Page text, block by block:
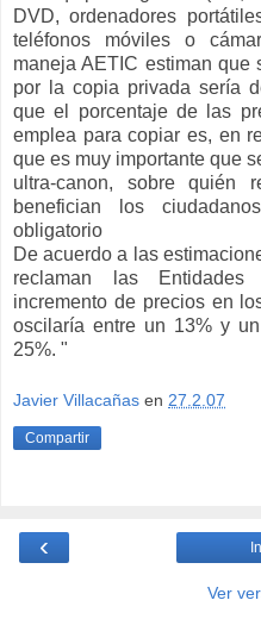
DVD, ordenadores
teléfonos móviles o
maneja AETIC estiman
por la copia privada sería
que el porcentaje de las
emplea para copiar es, en
que es muy importante que
ultra-canon, sobre quién
benefician los
obligatorio
De acuerdo a las
reclaman las
incremento de precios en
oscilaría entre un 13% y
25%. "
Javier Villacañas en 27.2.07
Compartir
‹
Ver